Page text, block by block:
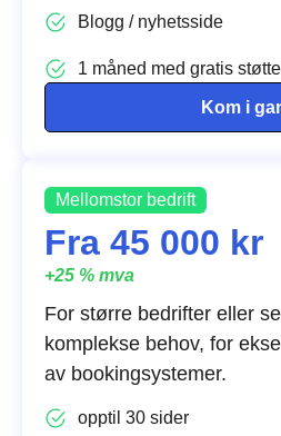
Blogg / nyhetsside
1 måned med gratis støtte
Kom i
Mellomstor bedrift
Fra 45 000 kr
+25 % mva
For større bedrifter eller
komplekse behov, for
av bookingsystemer.
opptil 30 sider